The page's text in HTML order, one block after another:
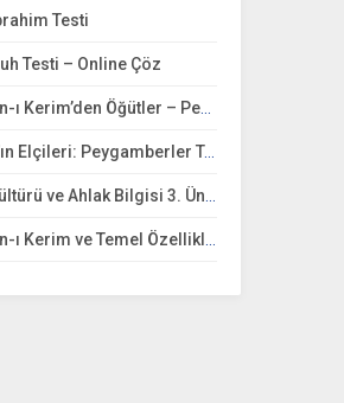
Testi
Testi – Online Çöz
Öğütler – Peygamber Kıssaları Testi – Online Çöz
Peygamberler Testi – Online Çöz
Bilgisi 3. Ünite: Kur’an-ı Kerim Çalışmaları
ve Temel Özellikleri Testi – Online Çöz